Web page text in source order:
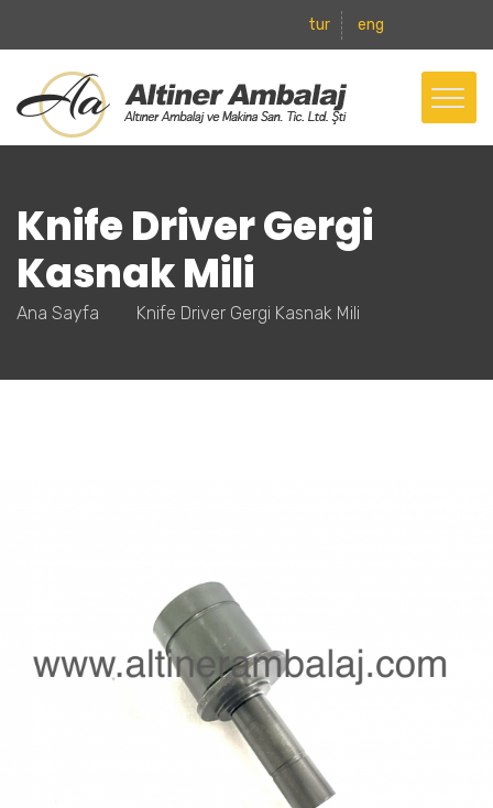
tur eng
Knife Driver Gergi
Kasnak Mili
Ana Sayfa Knife Driver Gergi Kasnak Mili